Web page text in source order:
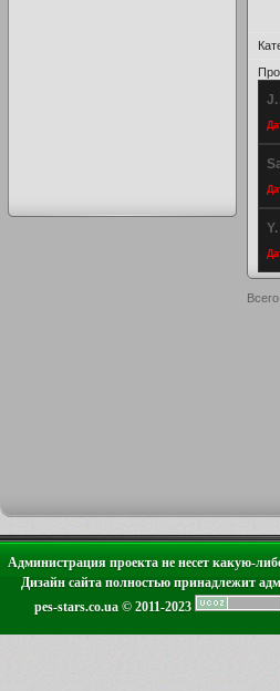
Администрация проекта не несет какую-
Дизайн сайта полностью принадлежит
pes-stars.co.ua © 2011-2023